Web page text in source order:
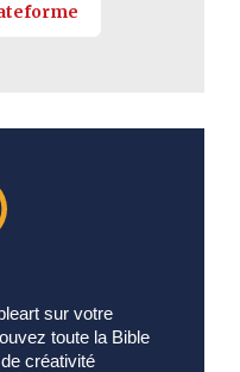
sur votre
toute la Bible
créativité